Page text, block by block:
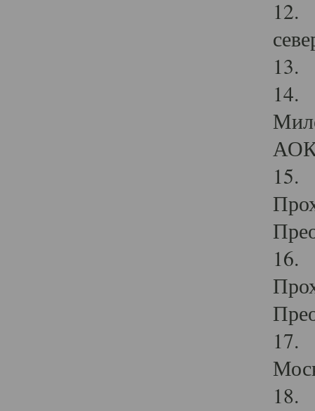
12.
13.
14.
15.
16.
17.
18.